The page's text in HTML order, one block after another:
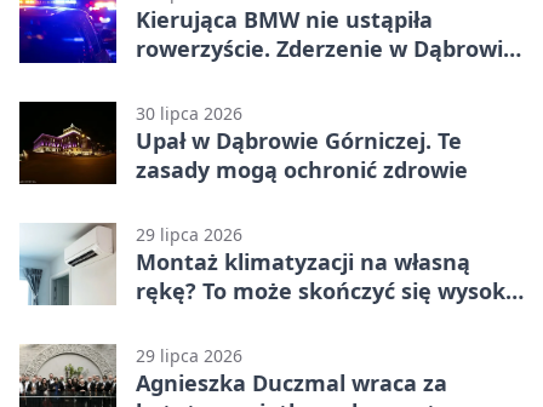
Kierująca BMW nie ustąpiła
rowerzyście. Zderzenie w Dąbrowie
30 lipca 2026
Upał w Dąbrowie Górniczej. Te
zasady mogą ochronić zdrowie
29 lipca 2026
Montaż klimatyzacji na własną
rękę? To może skończyć się wysoką
29 lipca 2026
Agnieszka Duczmal wraca za